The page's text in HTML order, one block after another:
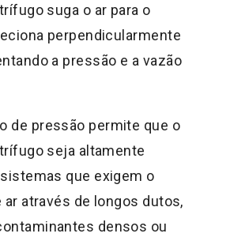
suga o ar para o
perpendicularmente
a pressão e a vazão
de pressão permite que o
seja altamente
que exigem o
através de longos dutos,
densos ou